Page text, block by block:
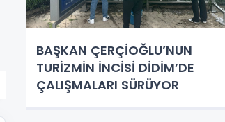
BAŞKAN ÇERÇİOĞLU’NUN
TURİZMİN İNCİSİ DİDİM’DE
ÇALIŞMALARI SÜRÜYOR